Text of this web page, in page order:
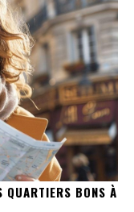
QUARTIERS BONS À